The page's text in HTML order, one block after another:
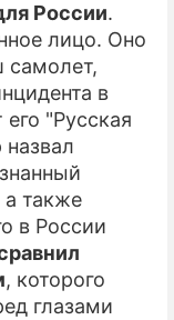
России.
лицо. Оно
самолет,
в
"Русская
также
в России
, которого
глазами